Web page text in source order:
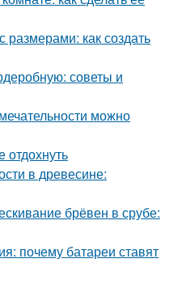
размерами: как создать
советы и
можно
отдохнуть
в древесине:
брёвен в срубе:
почему батареи ставят